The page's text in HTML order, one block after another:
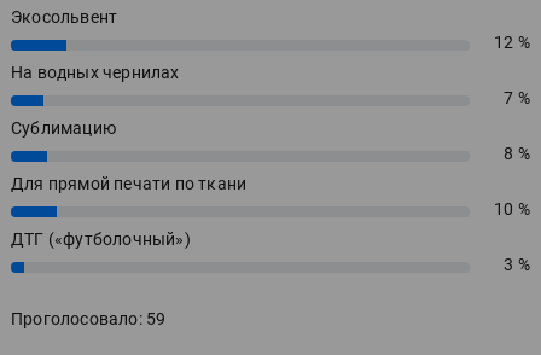
Экосольвент
12%
12 %
На водных чернилах
7%
7 %
Сублимацию
8%
8 %
Для прямой печати по ткани
10%
10 %
ДТГ («футболочный»)
3% 3 %
Проголосовало: 59